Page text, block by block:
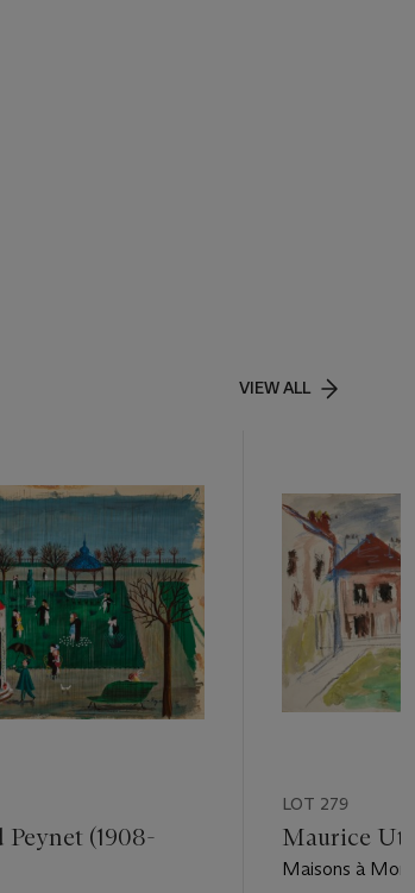
VIEW ALL
Peynet (1908-
LOT 279
Maurice
Maisons à